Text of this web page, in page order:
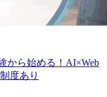
から始める！AI×Web
度あり